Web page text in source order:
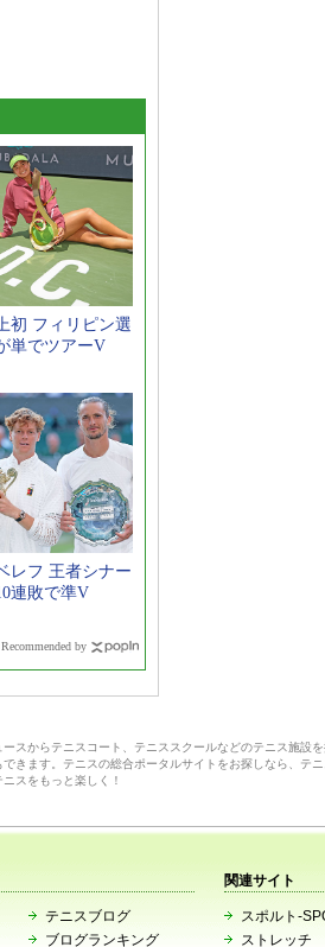
初 フィリピン選
単でツアーV
レフ 王者シナー
連敗で準V
Recommended by
からテニスコート、テニススクールなどのテニス施設
きます。テニスの総合ポータルサイトをお探しなら、テ
スをもっと楽しく！
テニスブログ
ブログランキング
関連サイト
スポルト-
ストレッチ